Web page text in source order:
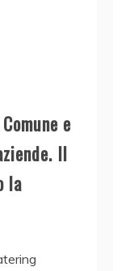
e
Il
la